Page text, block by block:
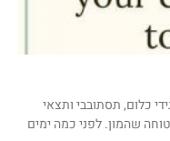
כלום, תסתובבי ותצאי
שהמון. לפני כמה ימים